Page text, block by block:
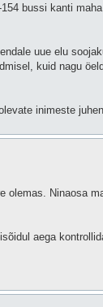
bussi kanti
uue elu
kuid nagu
inimeste
olemas. Ninaosa
aega